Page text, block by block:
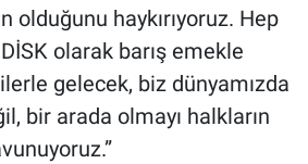
olduğunu haykırıyoruz. Hep
olarak barış emekle
gelecek, biz dünyamızda
bir arada olmayı halkların